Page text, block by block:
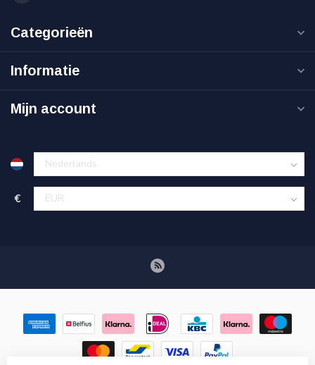
Categorieën
Informatie
Mijn account
€